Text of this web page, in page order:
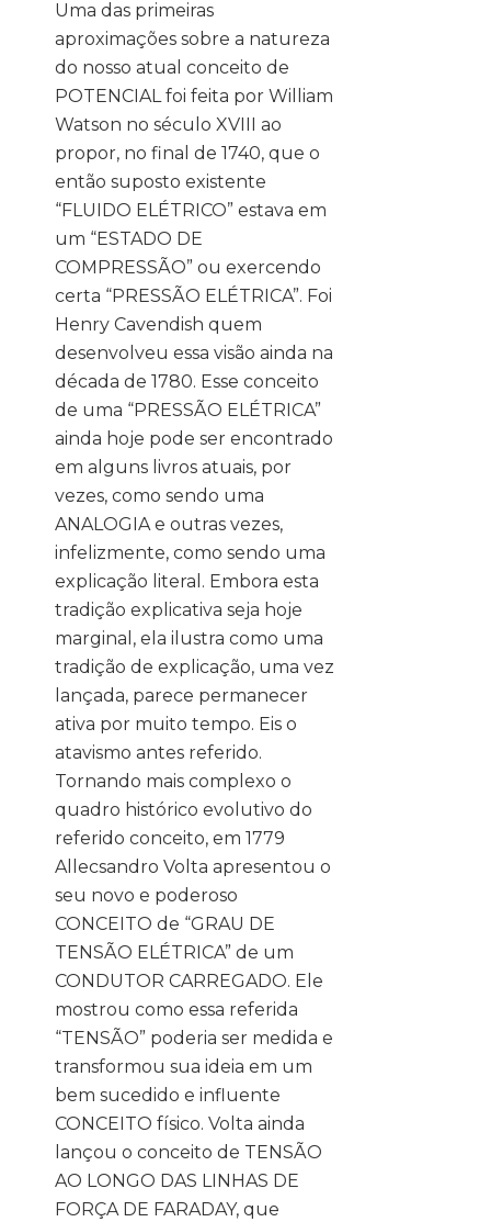
Uma das primeiras
aproximações sobre a natureza
do nosso atual conceito de
POTENCIAL foi feita por William
Watson no século XVIII ao
propor, no final de 1740, que o
então suposto existente
“FLUIDO ELÉTRICO” estava em
um “ESTADO DE
COMPRESSÃO” ou exercendo
certa “PRESSÃO ELÉTRICA”. Foi
Henry Cavendish quem
desenvolveu essa visão ainda na
década de 1780. Esse conceito
de uma “PRESSÃO ELÉTRICA”
ainda hoje pode ser encontrado
em alguns livros atuais, por
vezes, como sendo uma
ANALOGIA e outras vezes,
infelizmente, como sendo uma
explicação literal. Embora esta
tradição explicativa seja hoje
marginal, ela ilustra como uma
tradição de explicação, uma vez
lançada, parece permanecer
ativa por muito tempo. Eis o
atavismo antes referido.
Tornando mais complexo o
quadro histórico evolutivo do
referido conceito, em 1779
Allecsandro Volta apresentou o
seu novo e poderoso
CONCEITO de “GRAU DE
TENSÃO ELÉTRICA” de um
CONDUTOR CARREGADO. Ele
mostrou como essa referida
“TENSÃO” poderia ser medida e
transformou sua ideia em um
bem sucedido e influente
CONCEITO físico. Volta ainda
lançou o conceito de TENSÃO
AO LONGO DAS LINHAS DE
FORÇA DE FARADAY, que